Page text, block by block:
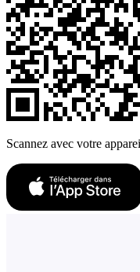
Scannez avec votre